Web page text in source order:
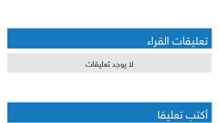
تعليقات القراء
لا يوجد تعليقات
أكتب تعليقا